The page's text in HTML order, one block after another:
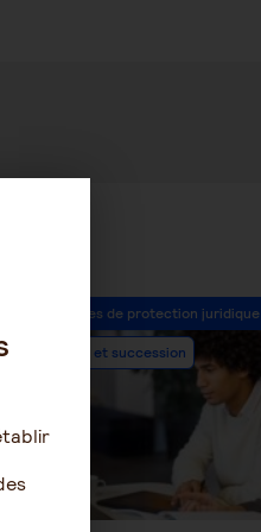
Les mesures de protection juridique
Patrimoine et succession